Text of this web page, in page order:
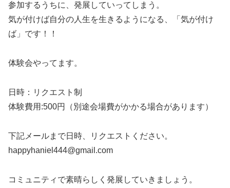
参加するうちに、発展していってしまう。
気が付けば自分の人生を生きるようになる、「気が付け
ば」です！！
体験会やってます。
日時：リクエスト制
体験費用:500円（別途会場費がかかる場合があります）
下記メールまで日時、リクエストください。
happyhaniel444@gmail.com
コミュニティで素晴らしく発展していきましょう。